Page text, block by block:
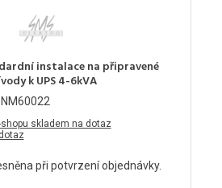
instalace na připravené
k UPS 4-6kVA
NM60022
shopu skladem na dotaz
při potvrzení objednávky.